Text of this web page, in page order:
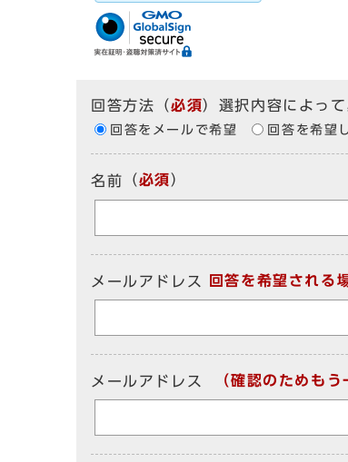
回答方法 （必須）選択内容によっ
回答をメールで希望 回答を希望
名前 （必須）
メールアドレス 回答を希望される
メールアドレス （確認のためも